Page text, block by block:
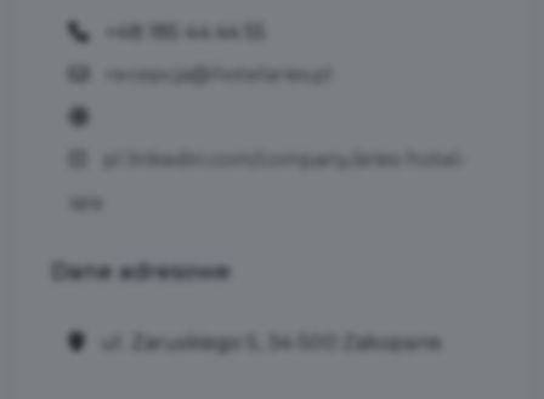
+48 185 44 44 55
recepcja@hotelaries.pl
pl.linkedin.com/company/aries-hotel-
Dane adresowe
ul. Zaruskiego 5, 34-500 Zakopane